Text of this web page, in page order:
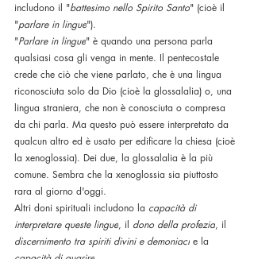
includono il "battesimo nello Spirito Santo" (cioè il
"parlare in lingue").
"Parlare in lingue" è quando una persona parla
qualsiasi cosa gli venga in mente. Il pentecostale
crede che ciò che viene parlato, che è una lingua
riconosciuta solo da Dio (cioè la glossalalia) o, una
lingua straniera, che non è conosciuta o compresa
da chi parla. Ma questo può essere interpretato da
qualcun altro ed è usato per edificare la chiesa (cioè
la xenoglossia). Dei due, la glossalalia è la più
comune. Sembra che la xenoglossia sia piuttosto
rara al giorno d'oggi.
Altri doni spirituali includono la capacità di
interpretare queste lingue, il dono della profezia, il
discernimento tra spiriti divini e demoniaci e la